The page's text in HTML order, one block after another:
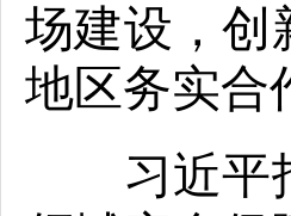
场建设，创
地区务实合
习近平指